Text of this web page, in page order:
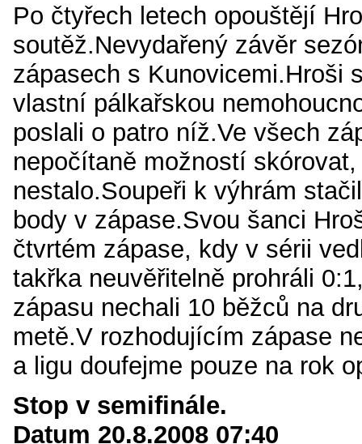
Po čtyřech letech opouštějí
soutěž.Nevydařený závěr
zápasech s Kunovicemi.Hroši
vlastní pálkařskou
poslali o patro níž.Ve všech
nepočítaně možností
nestalo.Soupeři k výhrám
body v zápase.Svou šanci
čtvrtém zápase, kdy v sérii
takřka neuvěřitelně prohráli
zápasu nechali 10 běžců na
metě.V rozhodujícím zápase
a ligu doufejme pouze na rok
Stop v semifinále.
Datum 20.8.2008 07:40